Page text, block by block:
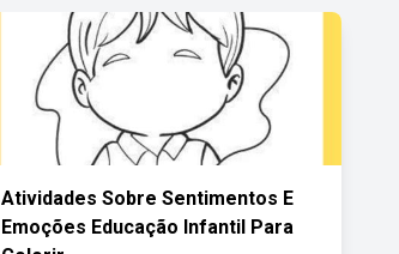
Atividades Sobre Sentimentos E
Emoções Educação Infantil Para